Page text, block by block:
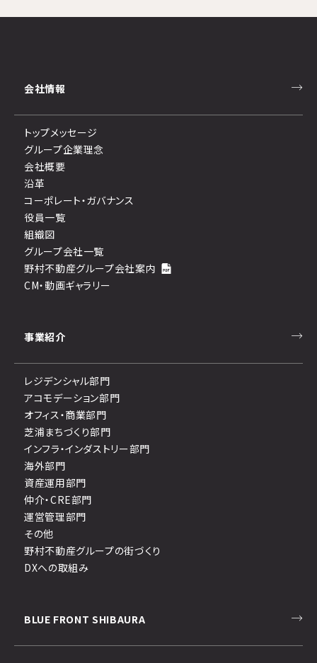
会社情報
トップメッセージ
グループ企業理念
会社概要
沿革
コーポレート・ガバナンス
役員一覧
組織図
グループ会社一覧
野村不動産グループ会社案内
CM・動画ギャラリー
事業紹介
レジデンシャル部門
アコモデーション部門
オフィス・商業部門
芝浦まちづくり部門
インフラ・インダストリー部門
海外部門
資産運用部門
仲介・CRE部門
運営管理部門
その他
野村不動産グループの街づくり
DXへの取組み
BLUE FRONT SHIBAURA